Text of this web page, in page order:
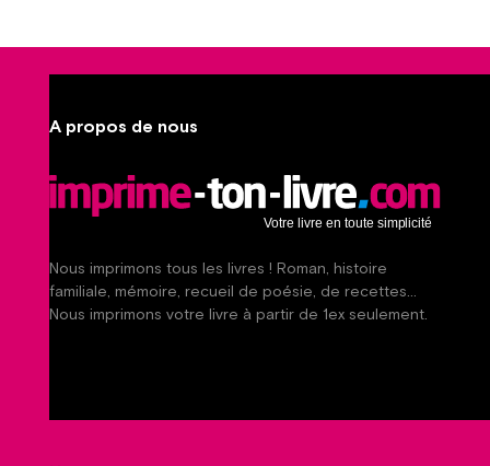
A propos de nous
Nous imprimons tous les livres ! Roman, histoire
familiale, mémoire, recueil de poésie, de recettes…
Nous imprimons votre livre à partir de 1ex seulement.